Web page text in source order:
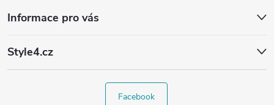
Informace pro vás
Style4.cz
Facebook